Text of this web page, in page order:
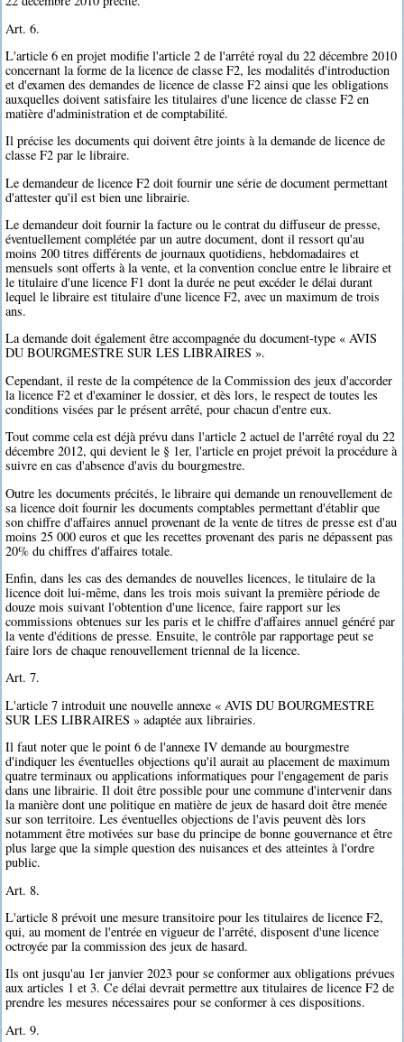
Art. 6.
L'article 6 en projet modifie l'article 2 de l'arrêté royal du 22 décembre 2010
concernant la forme de la licence de classe F2, les modalités d'introduction
et d'examen des demandes de licence de classe F2 ainsi que les obligations
auxquelles doivent satisfaire les titulaires d'une licence de classe F2 en
matière d'administration et de comptabilité.
Il précise les documents qui doivent être joints à la demande de licence de
classe F2 par le libraire.
Le demandeur de licence F2 doit fournir une série de document permettant
d'attester qu'il est bien une librairie.
Le demandeur doit fournir la facture ou le contrat du diffuseur de presse,
éventuellement complétée par un autre document, dont il ressort qu'au
moins 200 titres différents de journaux quotidiens, hebdomadaires et
mensuels sont offerts à la vente, et la convention conclue entre le libraire et
le titulaire d'une licence F1 dont la durée ne peut excéder le délai durant
lequel le libraire est titulaire d'une licence F2, avec un maximum de trois
ans.
La demande doit également être accompagnée du document-type « AVIS
DU BOURGMESTRE SUR LES LIBRAIRES ».
Cependant, il reste de la compétence de la Commission des jeux d'accorder
la licence F2 et d'examiner le dossier, et dès lors, le respect de toutes les
conditions visées par le présent arrêté, pour chacun d'entre eux.
Tout comme cela est déjà prévu dans l'article 2 actuel de l'arrêté royal du 22
décembre 2012, qui devient le § 1er, l'article en projet prévoit la procédure à
suivre en cas d'absence d'avis du bourgmestre.
Outre les documents précités, le libraire qui demande un renouvellement de
sa licence doit fournir les documents comptables permettant d'établir que
son chiffre d'affaires annuel provenant de la vente de titres de presse est d'au
moins 25 000 euros et que les recettes provenant des paris ne dépassent pas
20% du chiffres d'affaires totale.
Enfin, dans les cas des demandes de nouvelles licences, le titulaire de la
licence doit lui-même, dans les trois mois suivant la première période de
douze mois suivant l'obtention d'une licence, faire rapport sur les
commissions obtenues sur les paris et le chiffre d'affaires annuel généré par
la vente d'éditions de presse. Ensuite, le contrôle par rapportage peut se
faire lors de chaque renouvellement triennal de la licence.
Art. 7.
L'article 7 introduit une nouvelle annexe « AVIS DU BOURGMESTRE
SUR LES LIBRAIRES » adaptée aux librairies.
Il faut noter que le point 6 de l'annexe IV demande au bourgmestre
d'indiquer les éventuelles objections qu'il aurait au placement de maximum
quatre terminaux ou applications informatiques pour l'engagement de paris
dans une librairie. Il doit être possible pour une commune d'intervenir dans
la manière dont une politique en matière de jeux de hasard doit être menée
sur son territoire. Les éventuelles objections de l'avis peuvent dès lors
notamment être motivées sur base du principe de bonne gouvernance et être
plus large que la simple question des nuisances et des atteintes à l'ordre
public.
Art. 8.
L'article 8 prévoit une mesure transitoire pour les titulaires de licence F2,
qui, au moment de l'entrée en vigueur de l'arrêté, disposent d'une licence
octroyée par la commission des jeux de hasard.
Ils ont jusqu'au 1er janvier 2023 pour se conformer aux obligations prévues
aux articles 1 et 3. Ce délai devrait permettre aux titulaires de licence F2 de
prendre les mesures nécessaires pour se conformer à ces dispositions.
Art. 9.